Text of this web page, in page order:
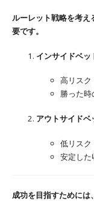
ルーレット戦略を考え
要です。
インサイドベッ
高リスク
勝った
アウトサイド
低リスク
安定した
成功を目指すためには